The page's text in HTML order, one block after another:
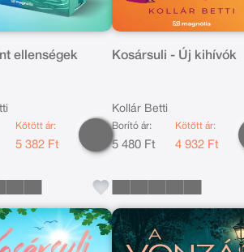
ellenségek
Kötött ár:
5 382 Ft
Kosársuli - Új kihívók
Kollár Betti
Borító ár:
5 480 Ft
Kötött ár:
4 932 Ft